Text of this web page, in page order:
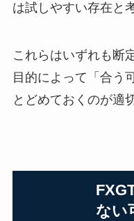
は試しやすい存在と
これらはいずれも断
目的によって「合う
とどめておくのが適
ない